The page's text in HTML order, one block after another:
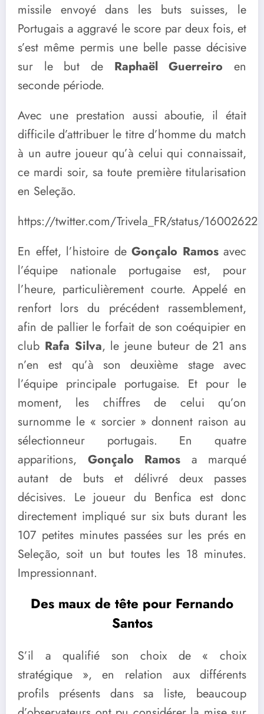
missile envoyé dans les buts suisses, le
Portugais a aggravé le score par deux fois, et
s’est même permis une belle passe décisive
sur le but de Raphaël Guerreiro en
seconde période.
Avec une prestation aussi aboutie, il était
difficile d’attribuer le titre d’homme du match
à un autre joueur qu’à celui qui connaissait,
ce mardi soir, sa toute première titularisation
en Seleção.
https://twitter.com/Trivela_FR/status/
En effet, l’histoire de Gonçalo Ramosavec
l’équipe nationale portugaise est, pour
l’heure, particulièrement courte. Appelé en
renfort lors du précédent rassemblement,
afin de pallier le forfait de son coéquipier en
club Rafa Silva, le jeune buteur de 21 ans
n’en est qu’à son deuxième stage avec
l’équipe principale portugaise. Et pour le
moment, les chiffres de celui qu’on
surnomme le « sorcier » donnent raison au
sélectionneur portugais. En quatre
apparitions, Gonçalo Ramos a marqué
autant de buts et délivré deux passes
décisives. Le joueur du Benfica est donc
directement impliqué sur six buts durant les
107 petites minutes passées sur les prés en
Seleção, soit un but toutes les 18 minutes.
Impressionnant.
Des maux de tête pour Fernando
Santos
S’il a qualifié son choix de « choix
stratégique », en relation aux différents
profils présents dans sa liste, beaucoup